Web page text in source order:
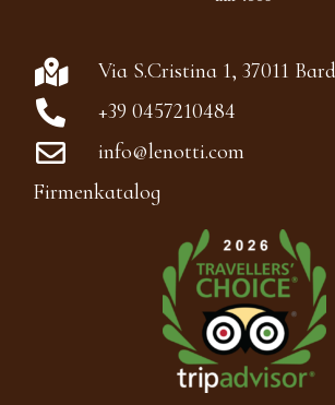
Via S.Cristina 1, 37011
+39 0457210484
info@lenotti.com
Firmenkatalog